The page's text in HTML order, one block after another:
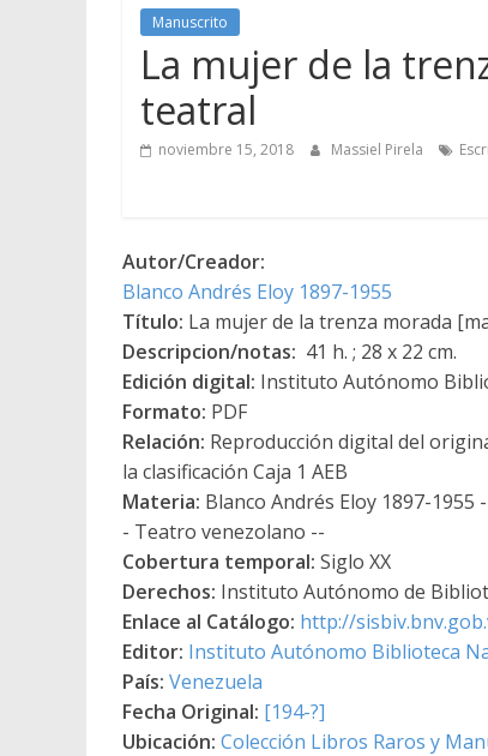
Manuscrito
La mujer de la
teatral
noviembre 15, 2018 Massiel Pirela
Autor/Creador:
Blanco Andrés Eloy 1897-1955
Título: La mujer de la trenza morada
Descripcion/notas: 41 h. ; 28 x 22 cm.
Edición digital: Instituto Autónomo
Formato: PDF
Relación: Reproducción digital del
la clasificación Caja 1 AEB
Materia: Blanco Andrés Eloy 1897-
- Teatro venezolano --
Cobertura temporal: Siglo XX
Derechos: Instituto Autónomo de
Enlace al Catálogo: http://
Editor: Instituto Autónomo Biblioteca
País: Venezuela
Fecha Original: [194-?]
Ubicación: Colección Libros Raros y